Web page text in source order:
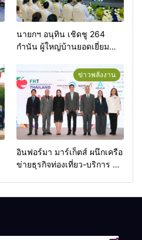
นายกฯ อนุทิน เชิดชู 264
กำนัน ผู้ใหญ่บ้านยอดเยี่ยม
เกียรติยศแห่งการเสียสละ”
ข่าวพลังงาน
อินฟอร์มา มาร์เก็ตส์ ผนึกเครือ
ข่ายธุรกิจท่องเที่ยว-บริการ จัด